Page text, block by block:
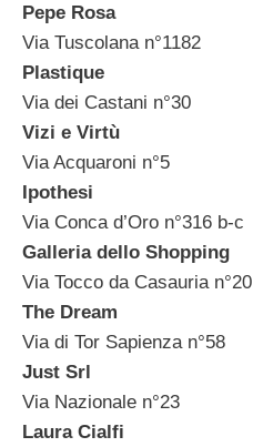
Pepe Rosa
Via Tuscolana n°1182
Plastique
Via dei Castani n°30
Vizi e Virtù
Via Acquaroni n°5
Ipothesi
Via Conca d’Oro n°316 b-c
Galleria dello Shopping
Via Tocco da Casauria n°20
The Dream
Via di Tor Sapienza n°58
Just Srl
Via Nazionale n°23
Laura Cialfi